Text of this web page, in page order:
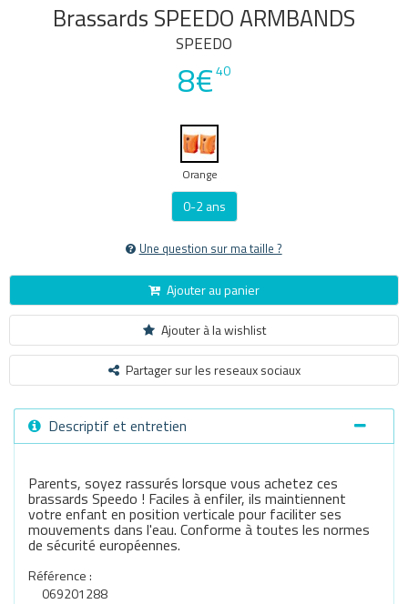
Brassards SPEEDO ARMBANDS
SPEEDO
8€40
Orange
0-2 ans
Une question sur ma taille ?
Ajouter au panier
Ajouter à la wishlist
Partager sur les reseaux sociaux
Descriptif et entretien
Parents, soyez rassurés lorsque vous achetez ces
brassards Speedo ! Faciles à enfiler, ils maintiennent
votre enfant en position verticale pour faciliter ses
mouvements dans l'eau. Conforme à toutes les normes
de sécurité européennes.
Référence :
069201288